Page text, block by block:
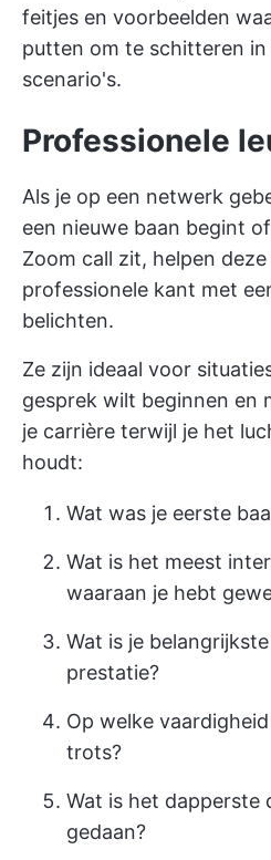
feitjes en voorbeelden
putten om te schitteren in
scenario's.
Professionele
Als je op een netwerk
een nieuwe baan begint
Zoom call zit, helpen
professionele kant met
belichten.
Ze zijn ideaal voor
gesprek wilt beginnen en
je carrière terwijl je het
houdt:
Wat was je eerste
Wat is het meest
waaraan je hebt
Wat is je
prestatie?
Op welke
trots?
Wat is het dapperste
gedaan?